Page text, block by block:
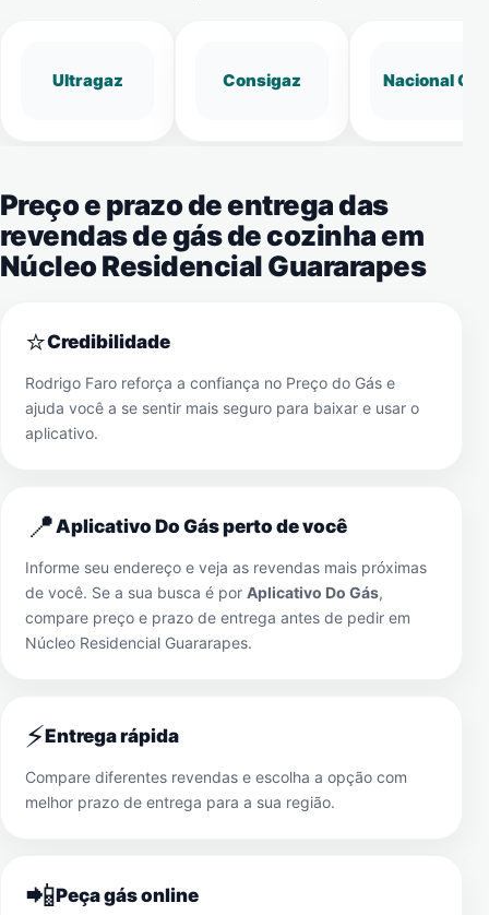
Ultragaz Consigaz Nacional Gás
Preço e prazo de entrega das
revendas de gás de cozinha em
Núcleo Residencial Guararapes
⭐Credibilidade
Rodrigo Faro reforça a confiança no Preço do Gás e
ajuda você a se sentir mais seguro para baixar e usar o
aplicativo.
📍Aplicativo Do Gás perto de você
Informe seu endereço e veja as revendas mais próximas
de você. Se a sua busca é por Aplicativo Do Gás,
compare preço e prazo de entrega antes de pedir em
Núcleo Residencial Guararapes.
⚡Entrega rápida
Compare diferentes revendas e escolha a opção com
melhor prazo de entrega para a sua região.
📲Peça gás online